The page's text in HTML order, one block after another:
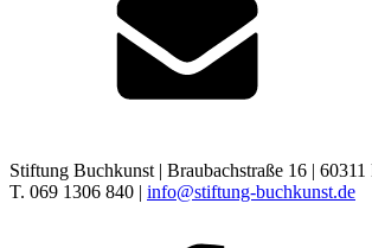
Stiftung Buchkunst | Braubachstraße 16 |
T. 069 1306 840 | info@stiftung-buchkunst.de